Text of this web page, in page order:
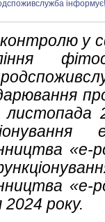
контролю у
«е-
«е-
2024 року.